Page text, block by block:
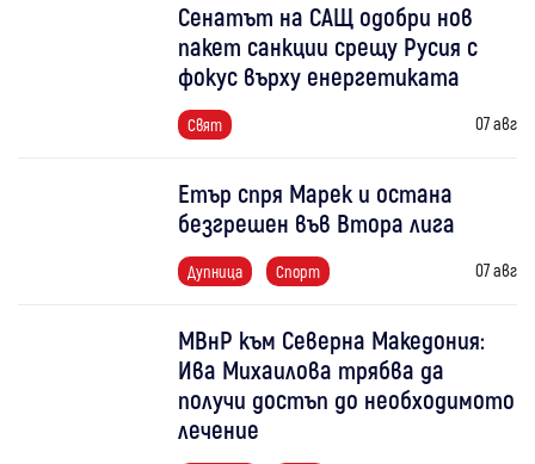
Сенатът на САЩ одобри нов
пакет санкции срещу Русия с
фокус върху енергетиката
Свят 07 авг
Етър спря Марек и остана
безгрешен във Втора лига
Дупница Спорт 07 авг
МВнР към Северна Македония:
Ива Михаилова трябва да
получи достъп до необходимото
лечение